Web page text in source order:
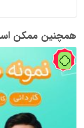
همچنین ممکن
40%